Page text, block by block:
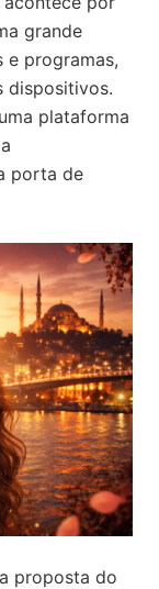
grande
e programas,
dispositivos.
plataforma
porta de
proposta do